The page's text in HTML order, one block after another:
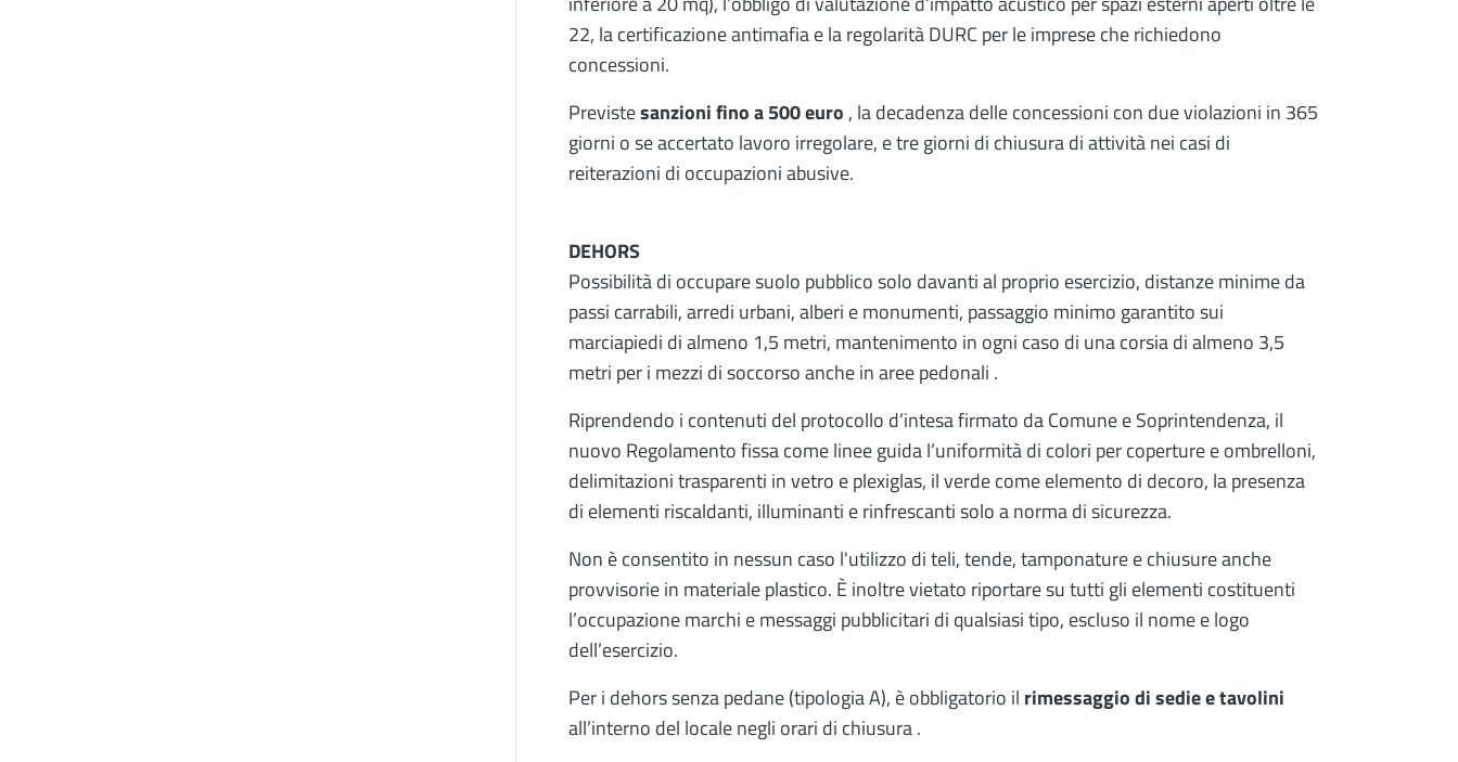
22, la certificazione antimafia e la regolarità DURC per le imprese che richiedono
concessioni.
Previstesanzioni fino a 500 euro , la decadenza delle concessioni con due violazioni in 365
giorni o se accertato lavoro irregolare, e tre giorni di chiusura di attività nei casi di
reiterazioni di occupazioni abusive.
DEHORS
Possibilità di occupare suolo pubblico solo davanti al proprio esercizio, distanze minime da
passi carrabili, arredi urbani, alberi e monumenti, passaggio minimo garantito sui
marciapiedi di almeno 1,5 metri, mantenimento in ogni caso di una corsia di almeno 3,5
metri per i mezzi di soccorso anche in aree pedonali .
Riprendendo i contenuti del protocollo d’intesa firmato da Comune e Soprintendenza, il
nuovo Regolamento fissa come linee guida l’uniformità di colori per coperture e ombrelloni,
delimitazioni trasparenti in vetro e plexiglas, il verde come elemento di decoro, la presenza
di elementi riscaldanti, illuminanti e rinfrescanti solo a norma di sicurezza.
Non è consentito in nessun caso l'utilizzo di teli, tende, tamponature e chiusure anche
provvisorie in materiale plastico. È inoltre vietato riportare su tutti gli elementi costituenti
l’occupazione marchi e messaggi pubblicitari di qualsiasi tipo, escluso il nome e logo
dell’esercizio.
Per i dehors senza pedane (tipologia A), è obbligatorio il rimessaggio di sedie e tavolini
all’interno del locale negli orari di chiusura .